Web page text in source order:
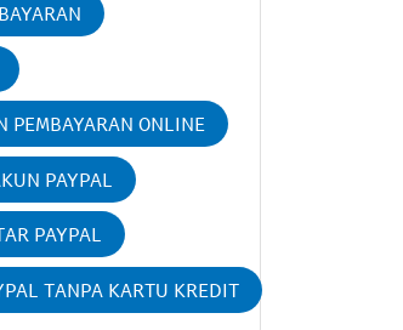
PEMBAYARAN ONLINE
PAYPAL
PAYPAL
TANPA KARTU KREDIT